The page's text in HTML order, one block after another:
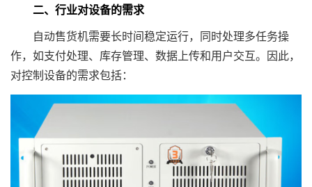
二、行业对设备的需求
自动售货机需要长时间稳定运行，同时处理多任务操
作，如支付处理、库存管理、数据上传和用户交互。因此，
对控制设备的需求包括：